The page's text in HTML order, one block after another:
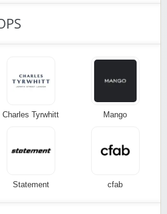
Charles Tyrwhitt Mango
Statement cfab